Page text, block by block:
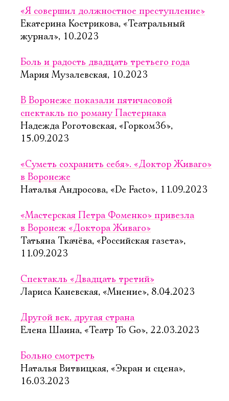
«Я совершил должностное преступление»
Екатерина Кострикова, «Театральный
журнал», 10.2023
Боль и радость двадцать третьего года
Мария Музалевская, 10.2023
В Воронеже показали пятичасовой
спектакль по роману Пастернака
Надежда Роготовская, «Горком36»,
15.09.2023
«Суметь сохранить себя». «Доктор Живаго»
в Воронеже
Наталья Андросова, «De Facto», 11.09.2023
«Мастерская Петра Фоменко» привезла
в Воронеж «Доктора Живаго»
Татьяна Ткачёва, «Российская газета»,
11.09.2023
Спектакль «Двадцать третий»
Лариса Каневская, «Мнение», 8.04.2023
Другой век, другая страна
Елена Шаина, «Театр To Go», 22.03.2023
Больно смотреть
Наталья Витвицкая, «Экран и сцена»,
16.03.2023